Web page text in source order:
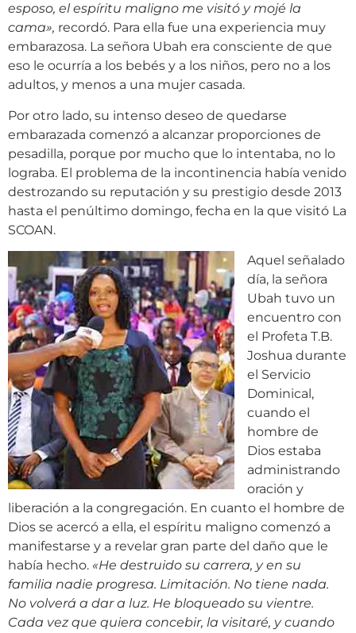
esposo, el espíritu maligno me visitó y mojé la
cama», recordó. Para ella fue una experiencia muy
embarazosa. La señora Ubah era consciente de que
eso le ocurría a los bebés y a los niños, pero no a los
adultos, y menos a una mujer casada.
Por otro lado, su intenso deseo de quedarse
embarazada comenzó a alcanzar proporciones de
pesadilla, porque por mucho que lo intentaba, no lo
lograba. El problema de la incontinencia había venido
destrozando su reputación y su prestigio desde 2013
hasta el penúltimo domingo, fecha en la que visitó La
SCOAN.
Aquel señalado
día, la señora
Ubah tuvo un
encuentro con
el Profeta T.B.
Joshua durante
el Servicio
Dominical,
cuando el
hombre de
Dios estaba
administrando
oración y
liberación a la congregación. En cuanto el hombre de
Dios se acercó a ella, el espíritu maligno comenzó a
manifestarse y a revelar gran parte del daño que le
había hecho. «He destruido su carrera, y en su
familia nadie progresa. Limitación. No tiene nada.
No volverá a dar a luz. He bloqueado su vientre.
Cada vez que quiera concebir, la visitaré, y cuando